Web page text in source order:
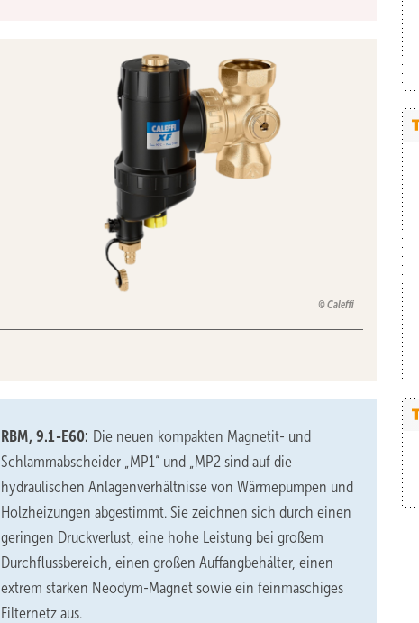
Caleffi
RBM, 9.1-E60: Die neuen kompakten Magnetit- und
Schlammabscheider „MP1“ und „MP2 sind auf die
hydraulischen Anlagenverhältnisse von Wärmepumpen und
Holzheizungen abgestimmt. Sie zeichnen sich durch einen
geringen Druckverlust, eine hohe Leistung bei großem
Durchflussbereich, einen großen Auffangbehälter, einen
extrem starken Neodym-Magnet sowie ein feinmaschiges
Filternetz aus.